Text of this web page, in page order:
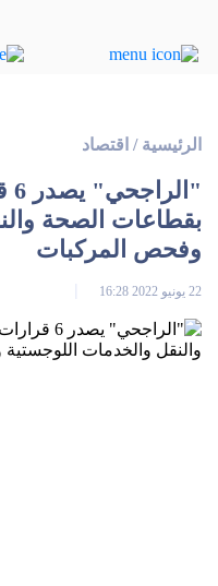
الرئيسية / اقتصاد
بقطاعات الصحة
وفحص المركبات
22 يونيو 2022 16:28